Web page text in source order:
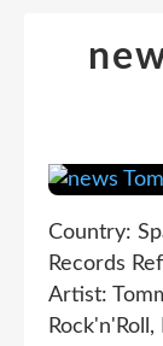
Country:
Records
Artist: